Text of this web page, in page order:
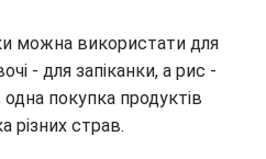
можна використати для
- для запіканки, а рис -
покупка продуктів
різних страв.